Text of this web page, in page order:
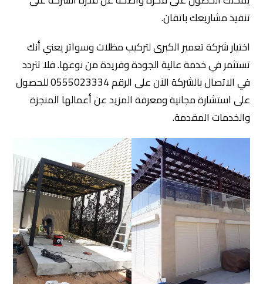
تنفيذ مشاريعك باتقان.
اختيار شركة تعمير الكبرى لتركيب مظلات وسواتر يعني أنك
تستثمر في خدمة عالية الجودة وفريدة من نوعها. فلا تتردد
في الاتصال بالشركة الآن على الرقم 0555023334 للحصول
على استشارة مجانية ومعرفة المزيد عن أعمالها المنجزة
والخدمات المقدمة.